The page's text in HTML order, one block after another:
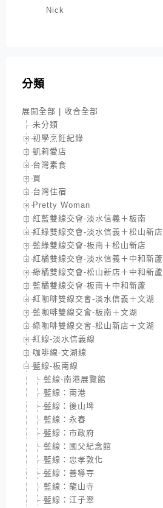
Nick
分類
展開全部
收合全部
未分類
初學烹飪紀錄
凱莉愛店
台灣素食
買
台灣住宿
Pretty Woman
紅藍雙線交會-淡水信義＋板南
紅綠雙線交會-淡水信義＋松山新店
藍綠雙線交會-板南＋松山新店
紅橘雙線交會-淡水信義＋中和新蘆
綠橘雙線交會-松山新店＋中和新蘆
藍橘雙線交會-板南＋中和新蘆
紅咖啡雙線交會-淡水信義＋文湖
藍咖啡雙線交會-板南＋文湖
綠咖啡雙線交會-松山新店＋文湖
紅線-淡水信義線
咖啡線-文湖線
藍線-板南線
藍線-南港展覽館
藍線：南港
藍線：後山埤
藍線：永春
藍線：市政府
藍線：國父紀念館
藍線：忠孝敦化
藍線：善導寺
藍線：龍山寺
藍線：江子翠